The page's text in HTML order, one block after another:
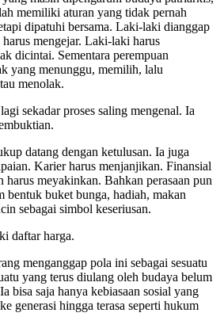
memiliki aturan yang tidak pernah
dipatuhi bersama. Laki-laki dianggap
mengejar. Laki-laki harus
dicintai. Sementara perempuan
yang menunggu, memilih, lalu
menolak.
sekadar proses saling mengenal. Ia
datang dengan ketulusan. Ia juga
Karier harus menjanjikan. Finansial
harus meyakinkan. Bahkan perasaan pun
bentuk buket bunga, hadiah, makan
sebagai simbol keseriusan.
daftar harga.
menganggap pola ini sebagai sesuatu
yang terus diulang oleh budaya belum
bisa saja hanya kebiasaan sosial yang
generasi hingga terasa seperti hukum